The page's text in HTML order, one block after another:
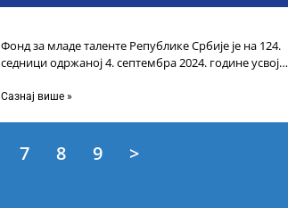
Фонд за младе таленте Републике Србије је на 124.
седници одржаној 4. септембра 2024. године усвојио
Сазнај више »
7 8 9 >